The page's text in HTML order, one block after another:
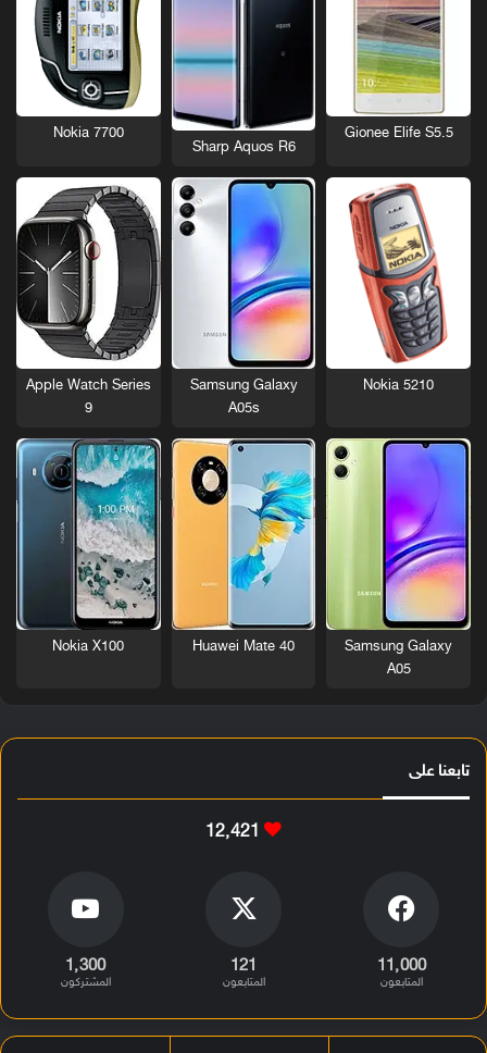
Gionee Elife S5.5
Sharp Aquos R6
Nokia 7700
Nokia 5210
Samsung Galaxy
A05s
Apple Watch Series
9
Samsung Galaxy
A05
Huawei Mate 40
Nokia X100
تابعنا على
12٬421
11٬000
المتابعون
121
المتابعون
1٬300
المشتركون